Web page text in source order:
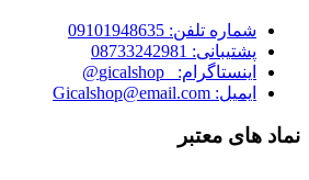
شماره تلفن: 09101948635
پشتیبانی: 08733242981
اینستاگرام: _gicalshop@
ایمیل: Gicalshop@email.com
نماد های معتبر